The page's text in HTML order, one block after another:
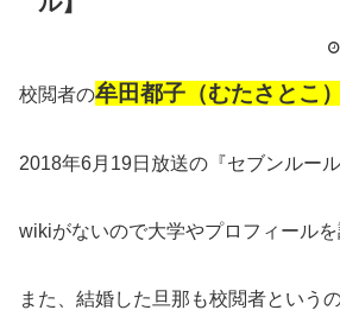
校閲者の牟田都子（むたさとこ
2018年6月19日放送の『セブンルール
wikiがないので大学やプロフィールを
また、結婚した旦那も校閲者という